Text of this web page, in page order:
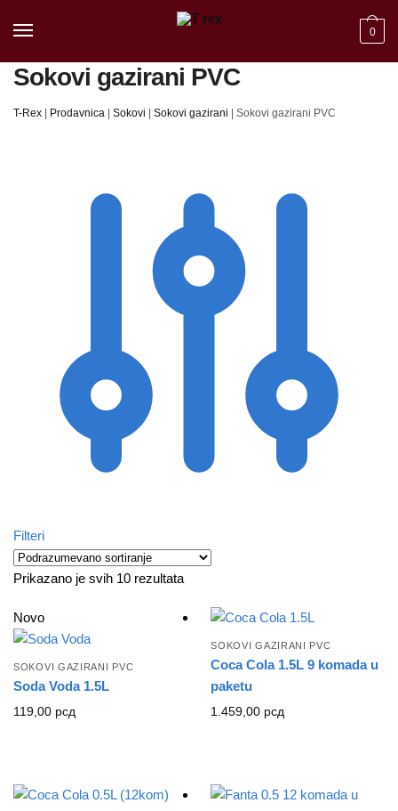
0
Sokovi gazirani PVC
T-Rex Prodavnica Sokovi Sokovi gazirani Sokovi gazirani PVC
Filteri
Prikazano je svih 10 rezultata
Novo
SOKOVI GAZIRANI PVC
Soda Voda 1.5L
119,00 рсд
SOKOVI GAZIRANI PVC
Coca Cola 1.5L 9 komada u
paketu
1.459,00 рсд